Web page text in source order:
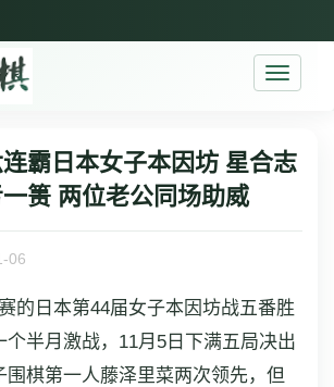
Toggle
霸日本女子本因坊 星合志
篑 两位老公同场助威
06
的日本第44届女子本因坊战五番胜
个半月激战，11月5日下满五局决出
围棋第一人藤泽里菜两次领先，但